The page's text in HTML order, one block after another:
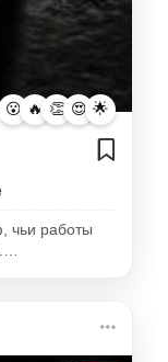
😮 🔥 👏 😍 🌟
чьи работы